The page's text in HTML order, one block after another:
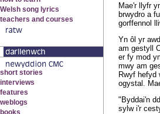
Mae'r llyfr
brwydro a
gorffennol
Yn ôl yr
am gestyll
er fy mod
mwy am
Rwyf hefyd
ogystal.
"Byddai'n
sylw i'r